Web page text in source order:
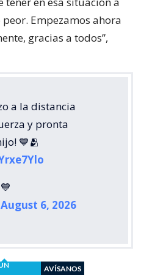
Empezamos ahora
gracias a todos”,
a la distancia
y pronta
💙🫂
August 6, 2026
AVÍSANOS